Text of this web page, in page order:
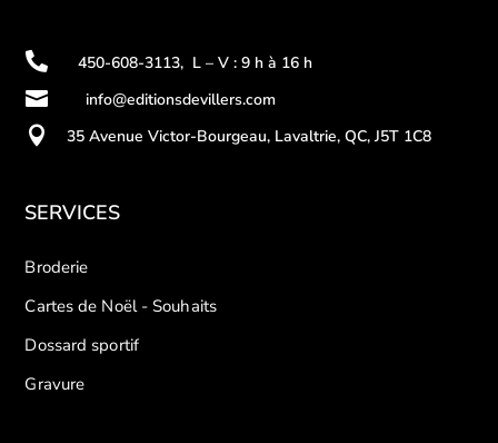
 450-608-3113, L – V : 9 h à 16 h
 info@editionsdevillers.com
 35 Avenue Victor-Bourgeau, Lavaltrie, QC, J5T 1C8
SERVICES
Broderie
Cartes de Noël - Souhaits
Dossard sportif
Gravure